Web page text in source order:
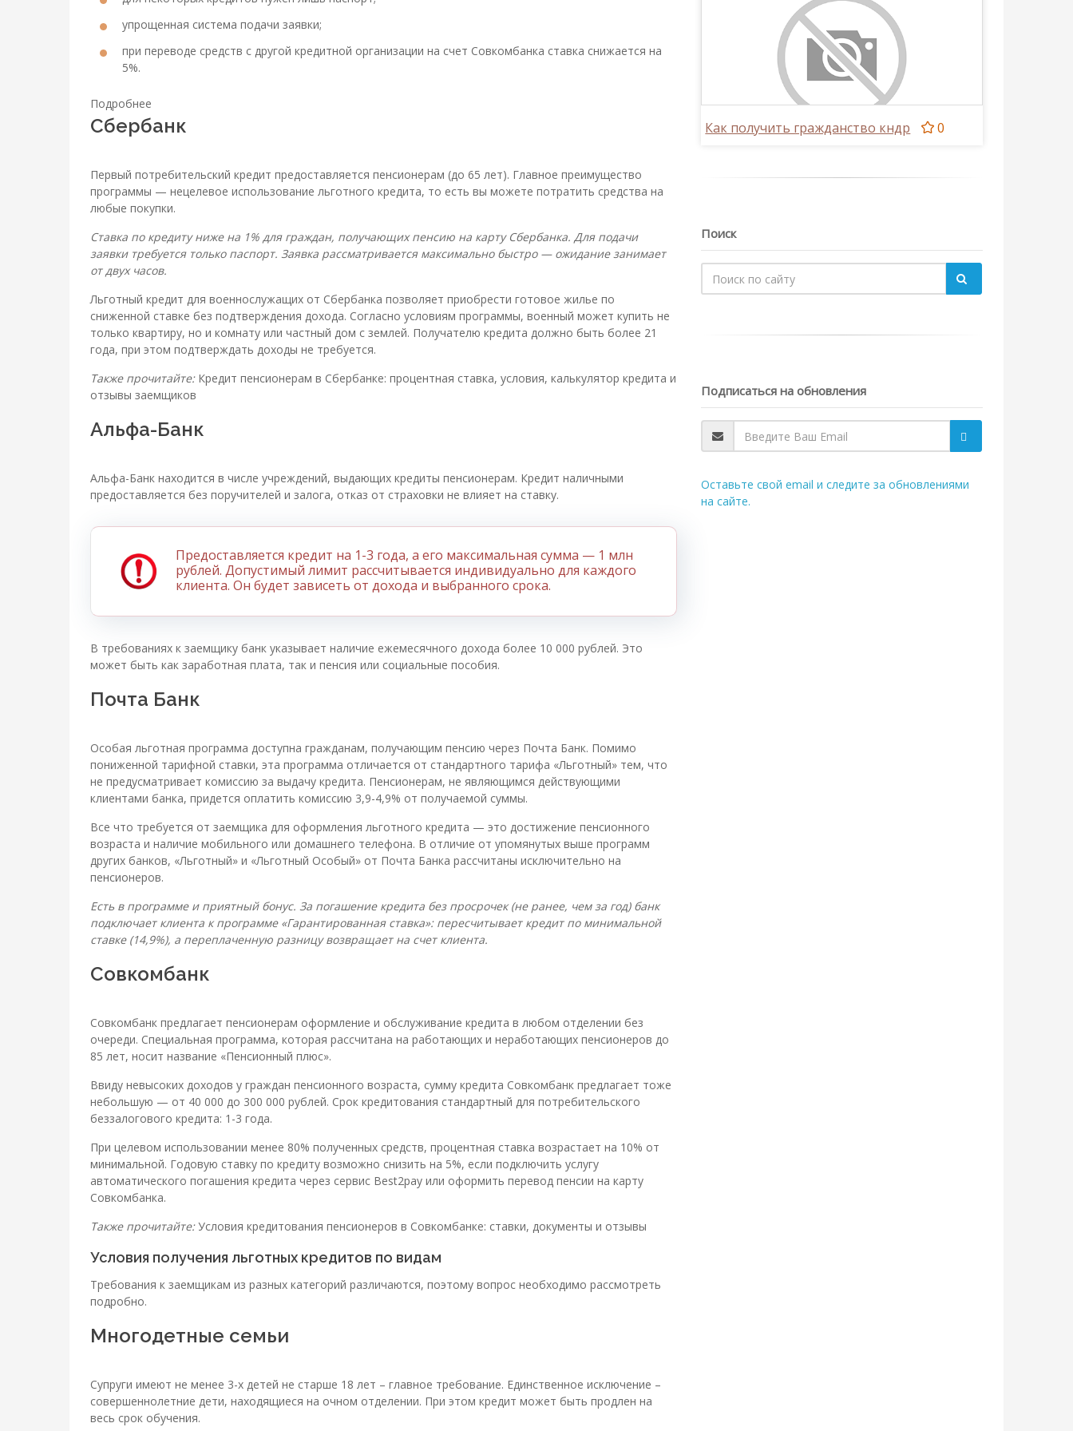
упрощенная система подачи заявки;
при переводе средств с другой кредитной организации на счет Совкомбанка ставка снижается на
5%.
Подробнее
Сбербанк
Первый потребительский кредит предоставляется пенсионерам (до 65 лет). Главное преимущество
программы — нецелевое использование льготного кредита, то есть вы можете потратить средства на
любые покупки.
Ставка по кредиту ниже на 1% для граждан, получающих пенсию на карту Сбербанка. Для подачи
заявки требуется только паспорт. Заявка рассматривается максимально быстро — ожидание занимает
от двух часов.
Льготный кредит для военнослужащих от Сбербанка позволяет приобрести готовое жилье по
сниженной ставке без подтверждения дохода. Согласно условиям программы, военный может купить не
только квартиру, но и комнату или частный дом с землей. Получателю кредита должно быть более 21
года, при этом подтверждать доходы не требуется.
Также прочитайте: Кредит пенсионерам в Сбербанке: процентная ставка, условия, калькулятор кредита и
отзывы заемщиков
Альфа-Банк
Альфа-Банк находится в числе учреждений, выдающих кредиты пенсионерам. Кредит наличными
предоставляется без поручителей и залога, отказ от страховки не влияет на ставку.
Предоставляется кредит на 1-3 года, а его максимальная сумма — 1 млн
рублей. Допустимый лимит рассчитывается индивидуально для каждого
клиента. Он будет зависеть от дохода и выбранного срока.
В требованиях к заемщику банк указывает наличие ежемесячного дохода более 10 000 рублей. Это
может быть как заработная плата, так и пенсия или социальные пособия.
Почта Банк
Особая льготная программа доступна гражданам, получающим пенсию через Почта Банк. Помимо
пониженной тарифной ставки, эта программа отличается от стандартного тарифа «Льготный» тем, что
не предусматривает комиссию за выдачу кредита. Пенсионерам, не являющимся действующими
клиентами банка, придется оплатить комиссию 3,9-4,9% от получаемой суммы.
Все что требуется от заемщика для оформления льготного кредита — это достижение пенсионного
возраста и наличие мобильного или домашнего телефона. В отличие от упомянутых выше программ
других банков, «Льготный» и «Льготный Особый» от Почта Банка рассчитаны исключительно на
пенсионеров.
Есть в программе и приятный бонус. За погашение кредита без просрочек (не ранее, чем за год) банк
подключает клиента к программе «Гарантированная ставка»: пересчитывает кредит по минимальной
ставке (14,9%), а переплаченную разницу возвращает на счет клиента.
Совкомбанк
Совкомбанк предлагает пенсионерам оформление и обслуживание кредита в любом отделении без
очереди. Специальная программа, которая рассчитана на работающих и неработающих пенсионеров до
85 лет, носит название «Пенсионный плюс».
Ввиду невысоких доходов у граждан пенсионного возраста, сумму кредита Совкомбанк предлагает тоже
небольшую — от 40 000 до 300 000 рублей. Срок кредитования стандартный для потребительского
беззалогового кредита: 1-3 года.
При целевом использовании менее 80% полученных средств, процентная ставка возрастает на 10% от
минимальной. Годовую ставку по кредиту возможно снизить на 5%, если подключить услугу
автоматического погашения кредита через сервис Best2pay или оформить перевод пенсии на карту
Совкомбанка.
Также прочитайте:Условия кредитования пенсионеров в Совкомбанке: ставки, документы и отзывы
Условия получения льготных кредитов по видам
Требования к заемщикам из разных категорий различаются, поэтому вопрос необходимо рассмотреть
подробно.
Многодетные семьи
Супруги имеют не менее 3-х детей не старше 18 лет – главное требование. Единственное исключение –
совершеннолетние дети, находящиеся на очном отделении. При этом кредит может быть продлен на
весь срок обучения.
Как получить гражданство кндр 0
Поиск
Подписаться на обновления
Оставьте свой email и следите за обновлениями
на сайте.